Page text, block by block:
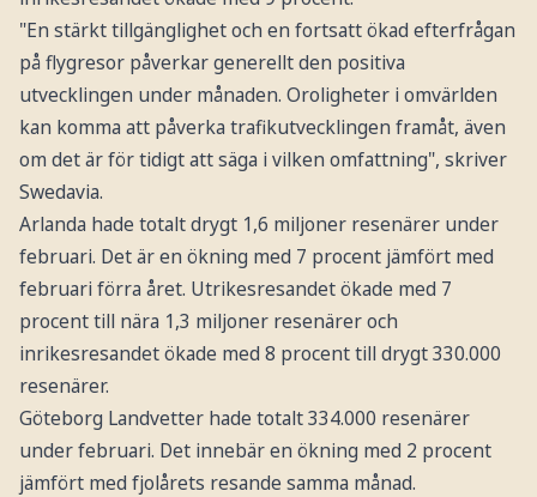
"En stärkt tillgänglighet och en fortsatt ökad efterfrågan
på flygresor påverkar generellt den positiva
utvecklingen under månaden. Oroligheter i omvärlden
kan komma att påverka trafikutvecklingen framåt, även
om det är för tidigt att säga i vilken omfattning", skriver
Swedavia.
Arlanda hade totalt drygt 1,6 miljoner resenärer under
februari. Det är en ökning med 7 procent jämfört med
februari förra året. Utrikesresandet ökade med 7
procent till nära 1,3 miljoner resenärer och
inrikesresandet ökade med 8 procent till drygt 330.000
resenärer.
Göteborg Landvetter hade totalt 334.000 resenärer
under februari. Det innebär en ökning med 2 procent
jämfört med fjolårets resande samma månad.